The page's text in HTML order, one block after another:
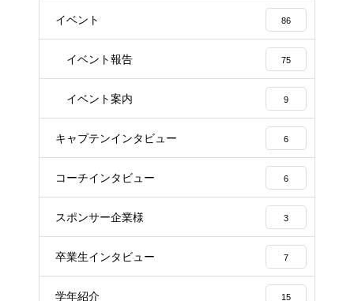
イベント 86
イベント報告 75
イベント案内 9
キャプテンインタビュー 6
コーチインタビュー 6
スポンサー企業様 3
卒業生インタビュー 7
学年紹介 15